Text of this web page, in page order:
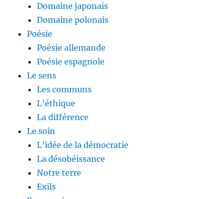
Domaine japonais
Domaine polonais
Poésie
Poésie allemande
Poésie espagnole
Le sens
Les communs
L’éthique
La différence
Le soin
L’idée de la démocratie
La désobéissance
Notre terre
Exils